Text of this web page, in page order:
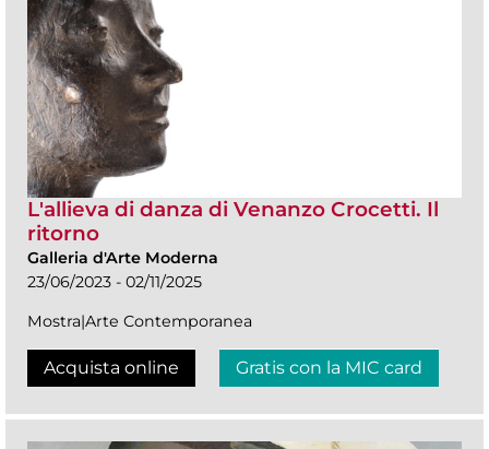
L'allieva di danza di Venanzo Crocetti. Il
ritorno
Galleria d'Arte Moderna
23/06/2023 - 02/11/2025
Mostra|Arte Contemporanea
Acquista online Gratis con la MIC card